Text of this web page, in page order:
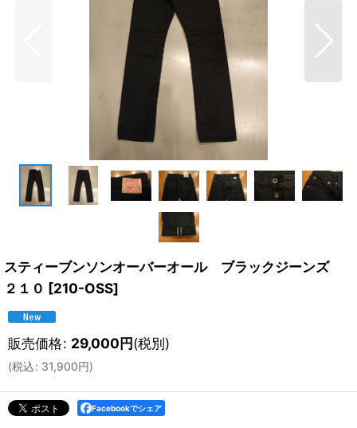
スティーブンソンオーバーオール ブラックジーンズ
２１０ [210-OSS]
販売価格: 29,000円(税別)
(税込: 31,900円)
Facebookでシェア